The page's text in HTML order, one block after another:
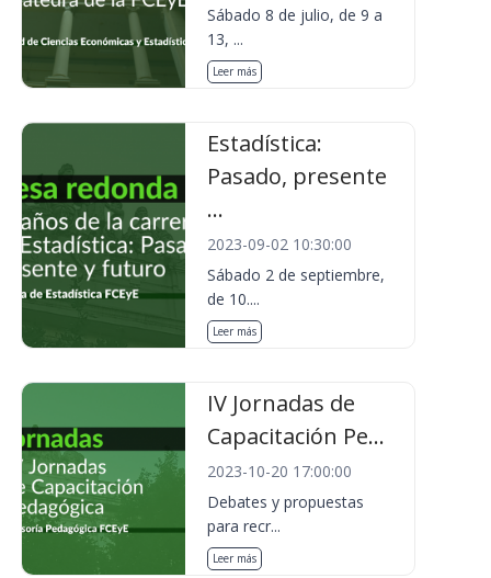
Sábado 8 de julio, de 9 a
13, ...
Leer más
Estadística:
Pasado, presente
...
2023-09-02 10:30:00
Sábado 2 de septiembre,
de 10....
Leer más
IV Jornadas de
Capacitación Pe...
2023-10-20 17:00:00
Debates y propuestas
para recr...
Leer más